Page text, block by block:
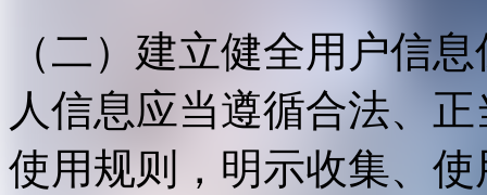
（二）建立健全用户信
人信息应当遵循合法、
使用规则，明示收集、